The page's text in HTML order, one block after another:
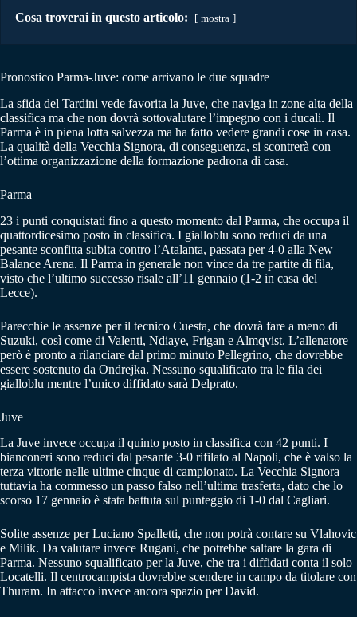
Cosa troverai in questo articolo: mostra
Pronostico Parma-Juve: come arrivano le due squadre
La sfida del Tardini vede favorita la Juve, che naviga in zone alta della
classifica ma che non dovrà sottovalutare l’impegno con i ducali. Il
Parma è in piena lotta salvezza ma ha fatto vedere grandi cose in casa.
La qualità della Vecchia Signora, di conseguenza, si scontrerà con
l’ottima organizzazione della formazione padrona di casa.
Parma
23 i punti conquistati fino a questo momento dal Parma, che occupa il
quattordicesimo posto in classifica. I gialloblu sono reduci da una
pesante sconfitta subita contro l’Atalanta, passata per 4-0 alla New
Balance Arena. Il Parma in generale non vince da tre partite di fila,
visto che l’ultimo successo risale all’11 gennaio (1-2 in casa del
Lecce).
Parecchie le assenze per il tecnico Cuesta, che dovrà fare a meno di
Suzuki, così come di Valenti, Ndiaye, Frigan e Almqvist. L’allenatore
però è pronto a rilanciare dal primo minuto Pellegrino, che dovrebbe
essere sostenuto da Ondrejka. Nessuno squalificato tra le fila dei
gialloblu mentre l’unico diffidato sarà Delprato.
Juve
La Juve invece occupa il quinto posto in classifica con 42 punti. I
bianconeri sono reduci dal pesante 3-0 rifilato al Napoli, che è valso la
terza vittorie nelle ultime cinque di campionato. La Vecchia Signora
tuttavia ha commesso un passo falso nell’ultima trasferta, dato che lo
scorso 17 gennaio è stata battuta sul punteggio di 1-0 dal Cagliari.
Solite assenze per Luciano Spalletti, che non potrà contare su Vlahovic
e Milik. Da valutare invece Rugani, che potrebbe saltare la gara di
Parma. Nessuno squalificato per la Juve, che tra i diffidati conta il solo
Locatelli. Il centrocampista dovrebbe scendere in campo da titolare con
Thuram. In attacco invece ancora spazio per David.